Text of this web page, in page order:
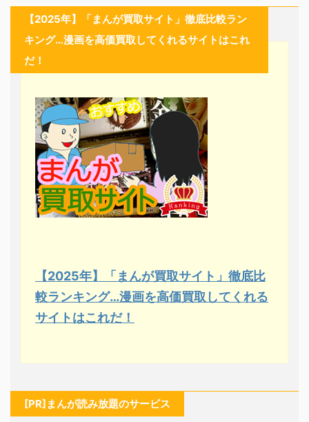
【2025年】「まんが買取サイト」徹底比較ラン
キング…漫画を高価買取してくれるサイトはこれ
だ！
【2025年】「まんが買取サイト」徹底比
較ランキング…漫画を高価買取してくれる
サイトはこれだ！
[PR]まんが読み放題のサービス